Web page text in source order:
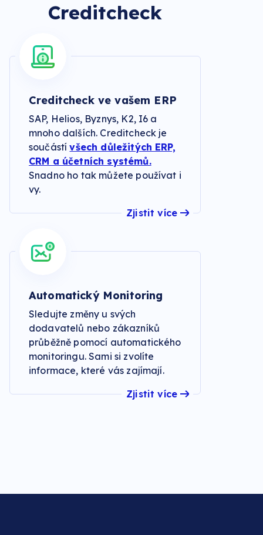
Creditcheck
Creditcheck ve vašem ERP
SAP, Helios, Byznys, K2, I6 a
mnoho dalších. Creditcheck je
součástívšech důležitých ERP,
CRM a účetních systémů.
Snadno ho tak můžete používat i
vy.
Zjistit více
Automatický Monitoring
Sledujte změny u svých
dodavatelů nebo zákazníků
průběžně pomocí automatického
monitoringu. Sami si zvolíte
informace, které vás zajímají.
Zjistit více